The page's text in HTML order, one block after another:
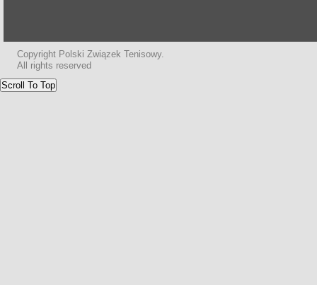
Copyright Polski Związek Tenisowy.
All rights reserved